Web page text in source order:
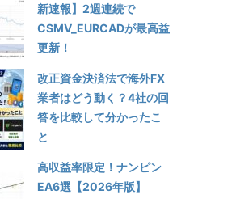
新速報】2週連続で
CSMV_EURCADが最高益
更新！
改正資金決済法で海外FX
業者はどう動く？4社の回
答を比較して分かったこ
と
高収益率限定！ナンピン
EA6選【2026年版】